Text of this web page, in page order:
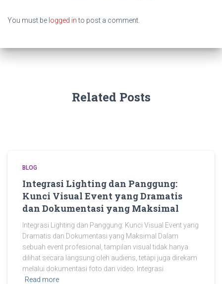
You must be logged into post a comment.
Related Posts
BLOG
Integrasi Lighting dan Panggung:
Kunci Visual Event yang Dramatis
dan Dokumentasi yang Maksimal
Integrasi Lighting dan Panggung: Kunci Visual Event yang
Dramatis dan Dokumentasi yang Maksimal Dalam
sebuah event profesional, tampilan visual tidak hanya
dilihat secara langsung oleh audiens, tetapi juga direkam
melalui dokumentasi foto dan video. Integrasi
Read more